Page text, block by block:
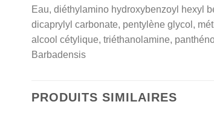
Eau, diéthylamino hydroxybenzoyl hexyl
dicaprylyl carbonate, pentylène glycol,
alcool cétylique, triéthanolamine,
Barbadensis
PRODUITS SIMILAIRES